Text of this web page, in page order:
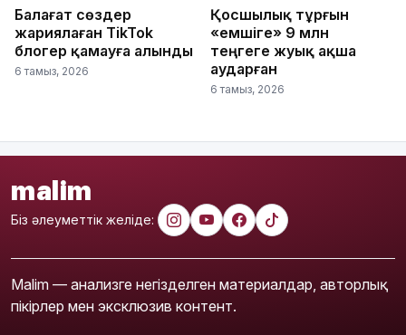
Балағат сөздер
жариялаған TikTok
блогер қамауға алынды
6 тамыз, 2026
Қосшылық тұрғын
«емшіге» 9 млн
теңгеге жуық ақша
аударған
6 тамыз, 2026
malim
Біз әлеуметтік желіде:
Malim — анализге негізделген материалдар, авторлық
пікірлер мен эксклюзив контент.